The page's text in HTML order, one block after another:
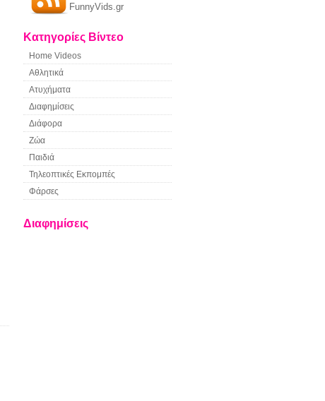
FunnyVids.gr
Κατηγορίες Βίντεο
Home Videos
Αθλητικά
Ατυχήματα
Διαφημίσεις
Διάφορα
Ζώα
Παιδιά
Τηλεοπτικές Εκπομπές
Φάρσες
Διαφημίσεις